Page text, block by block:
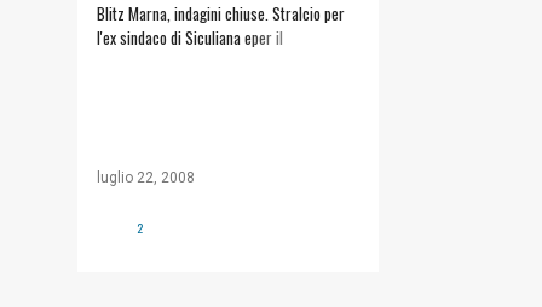
Blitz Marna, indagini chiuse. Stralcio per
l'ex sindaco di Siculiana eper il
luglio 22, 2008
2